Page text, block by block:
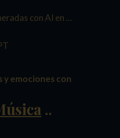
con AI en ...
y emociones con
..